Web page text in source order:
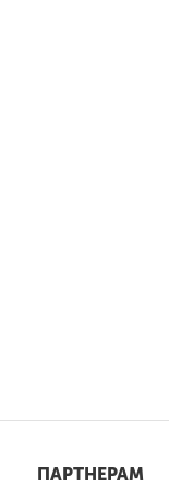
ПАРТНЕРАМ